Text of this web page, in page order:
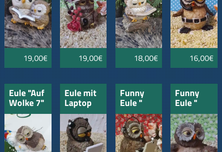
19,00€ 19,00€ 18,00€ 16,00€
Eule "Auf
Wolke 7"
Eule mit
Laptop
groß
Funny
Eule "
Facebook"
mit
Laptop
Funny
Eule "
Mamma"
mit Kind